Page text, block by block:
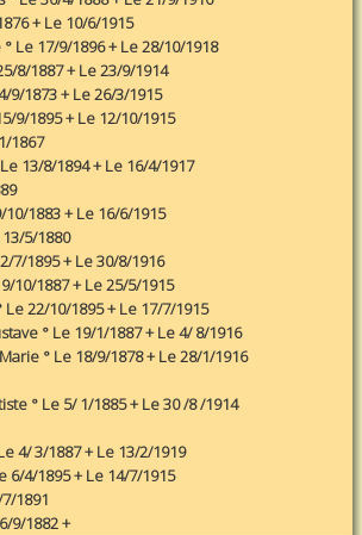
+ Le 10/6/1915
Le 17/9/1896 + Le 28/10/1918
8/1887 + Le 23/9/1914
9/1873 + Le 26/3/1915
9/1895 + Le 12/10/1915
1867
13/8/1894 + Le 16/4/1917
10/1883 + Le 16/6/1915
5/1880
7/1895 + Le 30/8/1916
10/1887 + Le 25/5/1915
22/10/1895 + Le 17/7/1915
° Le 19/1/1887 + Le 4/ 8/1916
° Le 18/9/1878 + Le 28/1/1916
° Le 5/ 1/1885 + Le 30 /8 /1914
4/ 3/1887 + Le 13/2/1919
6/4/1895 + Le 14/7/1915
1891
9/1882 +